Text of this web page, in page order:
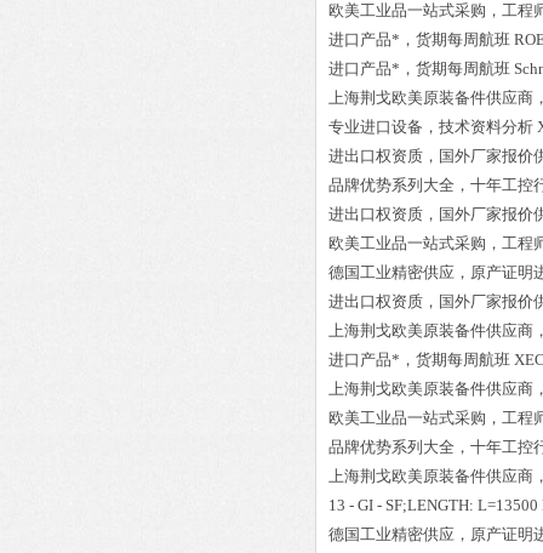
欧美工业品一站式采购，工程
进口产品*，货期每周航班
进口产品*，货期每周航班
上海荆戈欧美原装备件供应商
专业进口设备，技术资料分析
进出口权资质，国外厂家报价
品牌优势系列大全，十年工控
进出口权资质，国外厂家报价
欧美工业品一站式采购，工程
德国工业精密供应，原产证明
进出口权资质，国外厂家报价
上海荆戈欧美原装备件供应商
进口产品*，货期每周航班
上海荆戈欧美原装备件供应商
欧美工业品一站式采购，工程
品牌优势系列大全，十年工控
上海荆戈欧美原装备件供应商
13 - GI - SF;LENGTH:
德国工业精密供应，原产证明